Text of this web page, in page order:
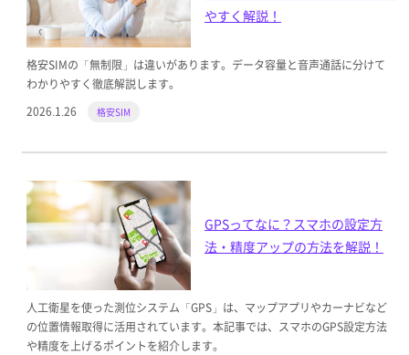
やすく解説！
格安SIMの「無制限」は違いがあります。データ容量と音声通話に分けて
わかりやすく徹底解説します。
2026.1.26
格安SIM
GPSってなに？スマホの設定方
法・精度アップの方法を解説！
人工衛星を使った測位システム「GPS」は、マップアプリやカーナビなど
の位置情報取得に活用されています。本記事では、スマホのGPS設定方法
や精度を上げるポイントを紹介します。